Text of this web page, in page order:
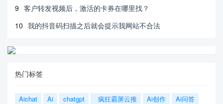
9 客户转发视频后，激活的卡券在哪里找？
10 我的抖音码扫描之后就会提示我网站不合法
热门标签
Aichat Ai chatgpt 疯狂霸屏云推 Ai创作
Ai问答